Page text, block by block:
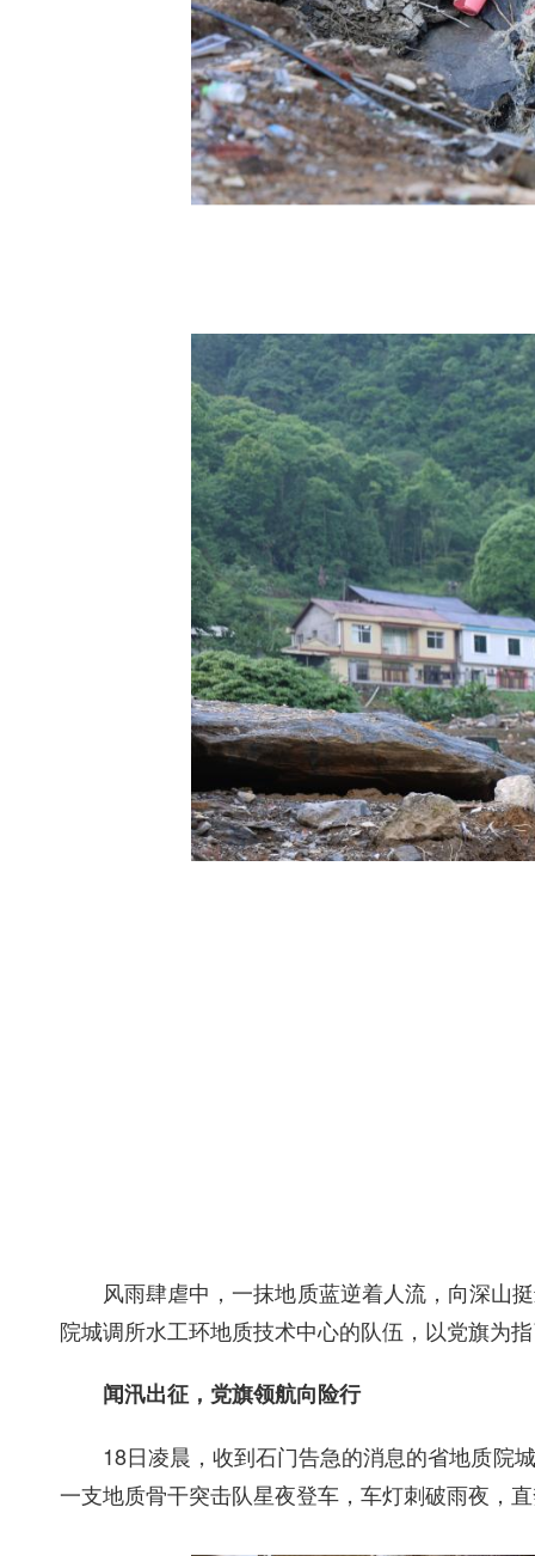
风雨肆虐中，一抹地质蓝逆着人流，向深山
院城调所水工环地质技术中心的队伍，以党旗为
闻汛出征，党旗领航向险行
18日凌晨，收到石门告急的消息的省地质院
一支地质骨干突击队星夜登车，车灯刺破雨夜，